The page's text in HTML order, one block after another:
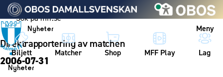
Vidare till innehållet
Nyheter Meny
Biljett Matcher Shop MFF Play Lag
Nyheter
Direktrapportering av matchen
2006-07-31